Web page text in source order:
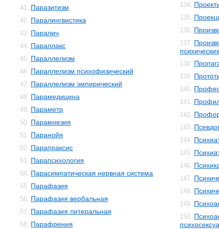
41. Паразитизм
42. Паралингвистика
43. Паралич
44. Параллакс
45. Параллелизм
46. Параллелизм психофизический
47. Параллелизм эмпирический
48. Парамедицина
49. Параметр
50. Парамнезия
51. Паранойя
52. Парапраксис
53. Парапсихология
54. Парасимпатическая нервная система
55. Парафазия
56. Парафазия вербальная
57. Парафазия литеральная
58. Парафрения
134.
135.
136.
137.
138.
139.
140.
141.
142.
143.
144.
145.
146.
147.
148.
149.
150.